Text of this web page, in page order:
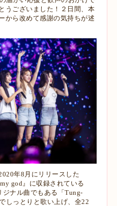
うございました！２日間、本
から改めて感謝の気持ちが述
年8月にリリースした
god』に収録されている
ナル曲でもある「Tung-
しっとりと歌い上げ、全22